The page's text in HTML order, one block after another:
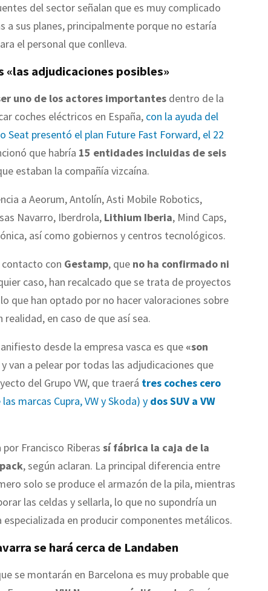
del sector señalan que es muy complicado
a sus planes, principalmente porque no estaría
el personal que conlleva.
adjudicaciones posibles»
uno de los actores importantes dentro de la
coches eléctricos en España, con la ayuda del
Seat presentó el plan Future Fast Forward, el 22
que habría 15 entidades incluidas de seis
estaban la compañía vizcaína.
a Aeorum, Antolín, Asti Mobile Robotics,
Navarro, Iberdrola, Lithium Iberia, Mind Caps,
así como gobiernos y centros tecnológicos.
contacto con Gestamp, que no ha confirmado ni
caso, han recalcado que se trata de proyectos
que han optado por no hacer valoraciones sobre
en caso de que así sea.
desde la empresa vasca es que «son
y van a pelear por todas las adjudicaciones que
del Grupo VW, que traerá tres coches cero
las marcas Cupra, VW y Skoda) y dos SUV a VW
Francisco Riberas sí fábrica la caja de la
, según aclaran. La principal diferencia entre
solo se produce el armazón de la pila, mientras
las celdas y sellarla, lo que no supondría un
en producir componentes metálicos.
se hará cerca de Landaben
se montarán en Barcelona es muy probable que